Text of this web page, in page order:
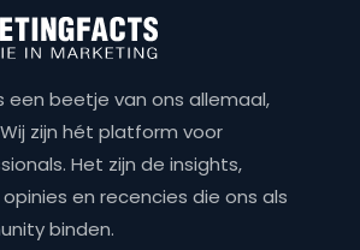
een beetje van ons allemaal,
zijn hét platform voor
Het zijn de insights,
en recencies die ons als
binden.